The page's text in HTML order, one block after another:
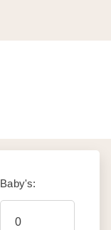
Baby's: